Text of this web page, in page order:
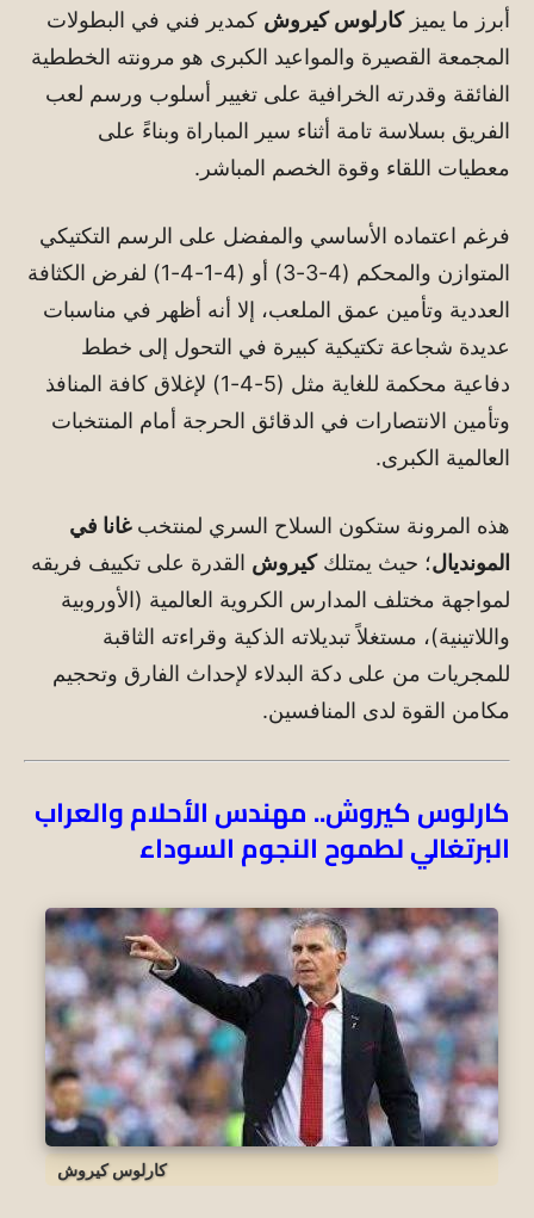
أبرز ما يميزكارلوس كيروش كمدير فني في البطولات
المجمعة القصيرة والمواعيد الكبرى هو مرونته الخططية
الفائقة وقدرته الخرافية على تغيير أسلوب ورسم لعب
الفريق بسلاسة تامة أثناء سير المباراة وبناءً على
معطيات اللقاء وقوة الخصم المباشر.
فرغم اعتماده الأساسي والمفضل على الرسم التكتيكي
المتوازن والمحكم (4-3-3) أو (4-1-4-1) لفرض الكثافة
العددية وتأمين عمق الملعب، إلا أنه أظهر في مناسبات
عديدة شجاعة تكتيكية كبيرة في التحول إلى خطط
دفاعية محكمة للغاية مثل (5-4-1) لإغلاق كافة المنافذ
وتأمين الانتصارات في الدقائق الحرجة أمام المنتخبات
العالمية الكبرى.
هذه المرونة ستكون السلاح السري لمنتخبغانا في
المونديال؛ حيث يمتلككيروش القدرة على تكييف فريقه
لمواجهة مختلف المدارس الكروية العالمية (الأوروبية
واللاتينية)، مستغلاً تبديلاته الذكية وقراءته الثاقبة
للمجريات من على دكة البدلاء لإحداث الفارق وتحجيم
مكامن القوة لدى المنافسين.
كارلوس كيروش.. مهندس الأحلام والعراب
البرتغالي لطموح النجوم السوداء
كارلوس كيروش